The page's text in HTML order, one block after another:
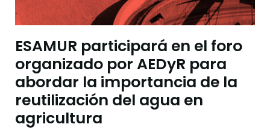
ESAMUR participará en el foro
organizado por AEDyR para
abordar la importancia de la
reutilización del agua en
agricultura